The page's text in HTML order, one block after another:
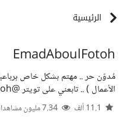
الرئيسية
EmadAboulFotoh
مُدوّن حر .. مهتم بشكل خاص برباعية
الأعمال ) .. تابعني على تويتر @Emadaboulfotoh